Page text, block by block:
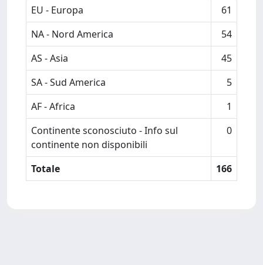
EU - Europa
61
NA - Nord America
54
AS - Asia
45
SA - Sud America
5
AF - Africa
1
Continente sconosciuto - Info sul
continente non disponibili
0
Totale 166